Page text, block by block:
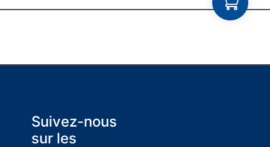
Suivez-nous
sur les